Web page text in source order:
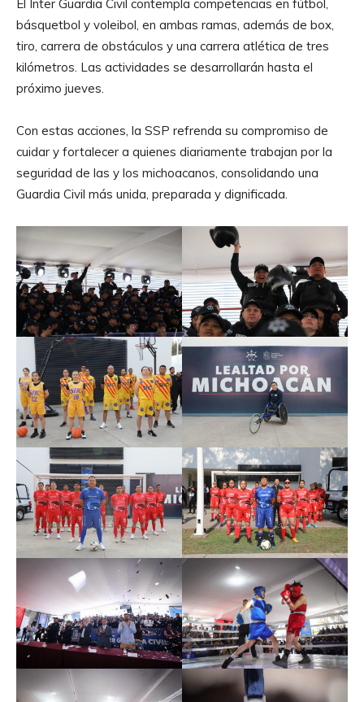
El Inter Guardia Civil contempla competencias en fútbol,
básquetbol y voleibol, en ambas ramas, además de box,
tiro, carrera de obstáculos y una carrera atlética de tres
kilómetros. Las actividades se desarrollarán hasta el
próximo jueves.
Con estas acciones, la SSP refrenda su compromiso de
cuidar y fortalecer a quienes diariamente trabajan por la
seguridad de las y los michoacanos, consolidando una
Guardia Civil más unida, preparada y dignificada.